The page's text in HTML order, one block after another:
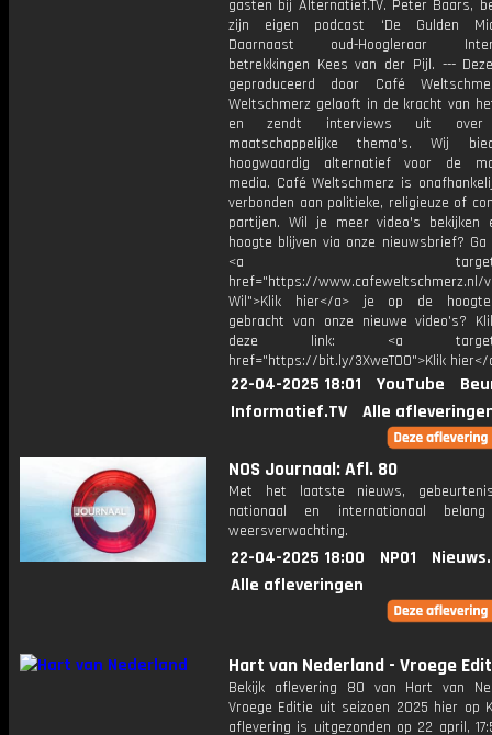
gasten bij Alternatief.TV. Peter Baars,
zijn eigen podcast ‘De Gulden
Daarnaast oud-Hoogleraar
betrekkingen Kees van der Pijl. ---
geproduceerd door Café
Weltschmerz gelooft in de kracht van
en zendt interviews uit over
maatschappelijke thema's. Wij
hoogwaardig alternatief voor de
media. Café Weltschmerz is
verbonden aan politieke, religieuze of
partijen. Wil je meer video's bekijken
hoogte blijven via onze nieuwsbrief? Ga
<a
href="https://www.cafeweltschmerz.nl/
Wil">Klik hier</a> je op de
gebracht van onze nieuwe video's?
deze link: <a
href="https://bit.ly/3XweTO0">Klik hier</
22-04-2025 18:01 YouTube
Informatief.TV
Alle
NOS Journaal: Afl. 80
Met het laatste nieuws,
nationaal en internationaal
weersverwachting.
22-04-2025 18:00 NPO1
Alle afleveringen
Hart van Nederland - Vroege
Bekijk aflevering 80 van Hart van
Vroege Editie uit seizoen 2025 hier op
aflevering is uitgezonden op 22 april,